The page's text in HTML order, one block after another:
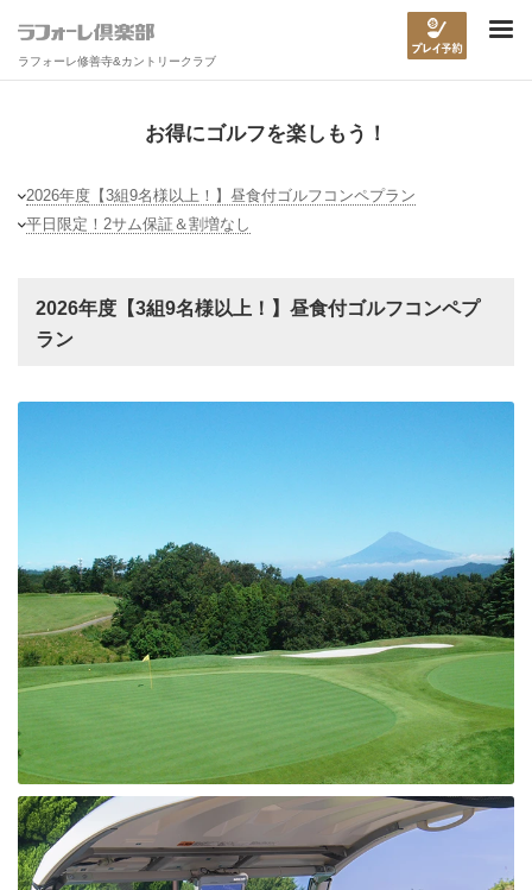
ラフォーレ修善寺&カントリークラブ
お得にゴルフを楽しもう！
2026年度【3組9名様以上！】昼食付ゴルフコンペプラン
平日限定！2サム保証＆割増なし
2026年度【3組9名様以上！】昼食付ゴルフコンペプ
ラン